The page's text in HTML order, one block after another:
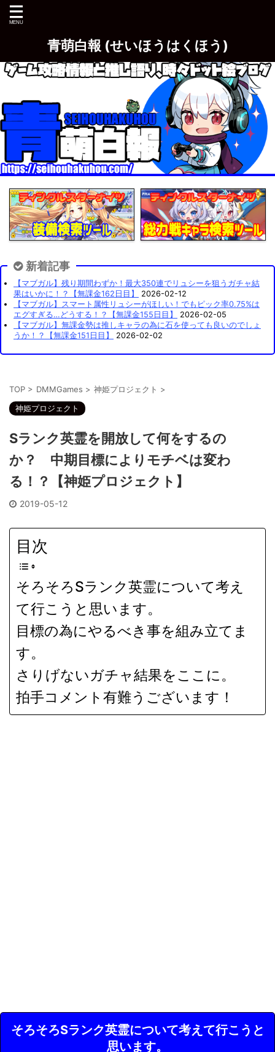
青萌白報 (せいほうはくほう)
新着記事
【マブガル】残り期間わずか！最大350連でリュシーを狙うガチャ結
果はいかに！？【無課金162日目】
2026-02-12
【マブガル】スマート属性リュシーがほしい！でもピック率0.75%は
エグすぎる…どうする！？【無課金155日目】
2026-02-05
【マブガル】無課金勢は推しキャラの為に石を使っても良いのでしょ
うか！？【無課金151日目】
2026-02-02
TOP > DMMGames > 神姫プロジェクト >
神姫プロジェクト
Sランク英霊を開放して何をするの
か？ 中期目標によりモチベは変わ
る！？【神姫プロジェクト】
2019-05-12
目次
そろそろSランク英霊について考え
て行こうと思います。
目標の為にやるべき事を組み立てま
す。
さりげないガチャ結果をここに。
拍手コメント有難うございます！
そろそろSランク英霊について考えて行こうと
思います。